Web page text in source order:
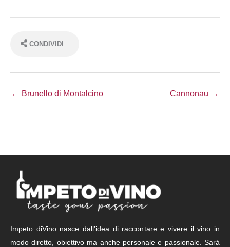
CONDIVIDI
← Brunello di Montalcino Cannonau →
Impeto diVino nasce dall’idea di raccontare e vivere il vino in
modo diretto, obiettivo ma anche personale e passionale. Sarà